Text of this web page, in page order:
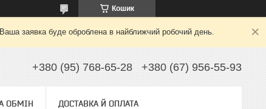
Кошик
заявка буде оброблена в найближчий робочий день.
+380 (95) 768-65-28 +380 (67) 956-55-93
ОБМІН ДОСТАВКА Й ОПЛАТА